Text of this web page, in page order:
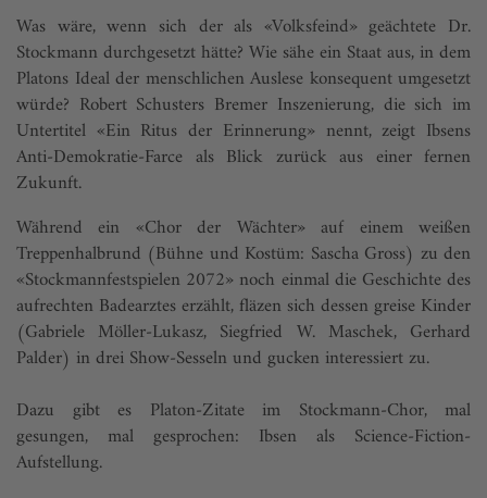
Was wäre, wenn sich der als «Volksfeind» geächtete Dr.
Stockmann durchgesetzt hätte? Wie sähe ein Staat aus, in dem
Platons Ideal der menschlichen Auslese konsequent umgesetzt
würde? Robert Schusters Bremer Inszenierung, die sich im
Untertitel «Ein Ritus der Erinnerung» nennt, zeigt Ibsens
Anti-Demo­kratie-Farce als Blick zurück aus einer fernen
Zukunft.
Während ein «Chor der Wächter» auf einem weißen
Treppenhalbrund (Bühne und Kostüm: Sascha Gross) zu den
«Stockmannfestspielen 2072» noch einmal die Geschichte des
aufrechten Badearztes erzählt, fläzen sich dessen greise Kinder
(Gabriele Möller-Lukasz, Siegfried W. Maschek, Gerhard
Palder) in drei Show-Sesseln und gucken interessiert zu.
Dazu gibt es Platon-Zitate im Stockmann-Chor, mal
gesungen, mal gesprochen: Ibsen als Science-Fiction-
Aufstellung.